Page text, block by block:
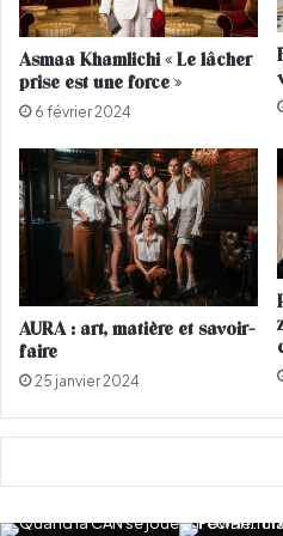
i
x
M
a
n
e
l
a
d
e
l
a
P
a
i
x
2
1
Asmaa Khamlichi « Le lâcher
prise est une force »
6 février 2024
AURA : art, matière et savoir-
faire
25 janvier 2024